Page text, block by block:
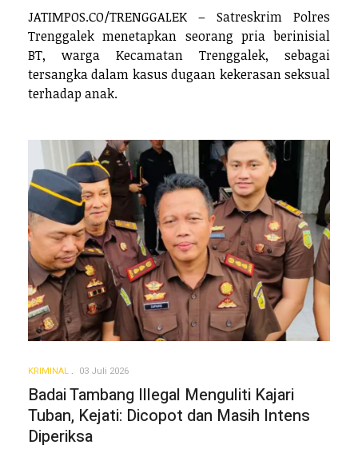
JATIMPOS.CO/TRENGGALEK – Satreskrim Polres
Trenggalek menetapkan seorang pria berinisial
BT, warga Kecamatan Trenggalek, sebagai
tersangka dalam kasus dugaan kekerasan seksual
terhadap anak.
KRIMINAL 03 Juli 2026
Badai Tambang Illegal Menguliti Kajari
Tuban, Kejati: Dicopot dan Masih Intens
Diperiksa